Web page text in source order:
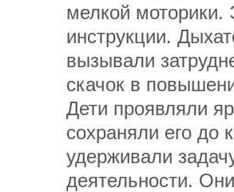
мелкой моторики.
инструкции.
вызывали
скачок в
Дети проявляли
сохраняли его до
удерживали
деятельности.